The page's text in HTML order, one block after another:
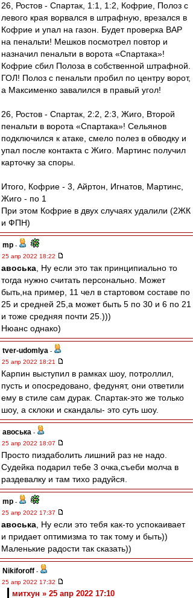
26, Ростов - Спартак, 1:1, 1:2, Кофрие, Полоз с
левого края ворвался в штрафную, врезался в
Кофрие и упал на газон. Будет проверка ВАР
на пенальти! Мешков посмотрел повтор и
назначил пенальти в ворота «Спартака»!
Кофрие сбил Полоза в собственной штрафной.
ГОЛ! Полоз с пенальти пробил по центру ворот,
а Максименко завалился в правый угол!
26, Ростов - Спартак, 2:2, 2:3, Жиго, Второй
пенальти в ворота «Спартака»! Сельянов
подключился к атаке, смело полез в обводку и
упал после контакта с Жиго. Мартинс получил
карточку за споры.
Итого, Кофрие - 3, Айртон, Игнатов, Мартинс,
Жиго - по 1
При этом Кофрие в двух случаях удалили (2ЖК
и ФПН)
mp -
25 апр 2022 18:22
авоська , Ну если это так принципиально то
тогда нужно считать персонально. Может
быть,на пример, 11 чел в стартовом составе по
25 и средней 25,а может быть 5 по 30 и 6 по 21
и тоже средняя почти 25.)))
Нюанс однако)
tver-udomlya -
25 апр 2022 18:21
Карпин выступил в рамках шоу, потроллил,
пусть и опосредовано, федунят, они ответили
ему в стиле сам дурак. Спартак-это же только
шоу, а склоки и скандалы- это суть шоу.
авоська -
25 апр 2022 18:07
Просто пиздаболить лишний раз не надо.
Судейка подарил тебе 3 очка,съеби молча в
раздевалку и там тихо радуйся.
mp -
25 апр 2022 17:37
авоська , Ну если это тебя как-то успокаивает
и придает оптимизма то так тому и быть))
Маленькие радости так сказать))
Nikiforoff -
25 апр 2022 17:32
митхун » 25 апр 2022 17:10